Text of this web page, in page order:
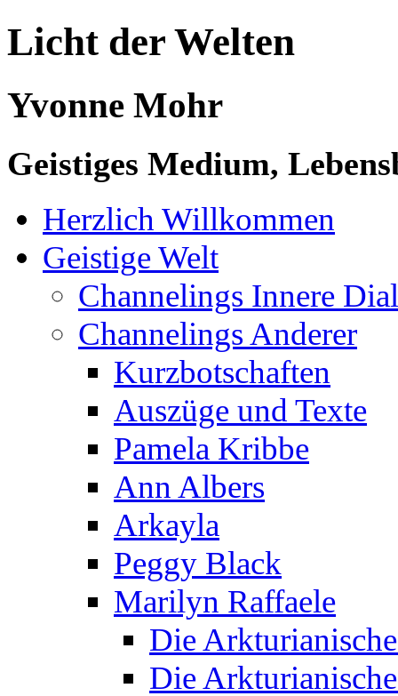
Licht der Welten
Yvonne Mohr
Geistiges Medium,
Herzlich Willkommen
Geistige Welt
Channelings Innere
Channelings Anderer
Kurzbotschaften
Auszüge und Texte
Pamela Kribbe
Ann Albers
Arkayla
Peggy Black
Marilyn Raffaele
Die
Die